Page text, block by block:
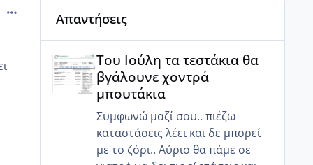
comment_1314234
Απαντήσεις
Του Ιούλη τα τεστάκια θα
βγάλουνε χοντρά
μπουτάκια
Συμφωνώ μαζί σου.. πιέζω
καταστάσεις λέει και δε μπορεί
με το ζόρι.. Αύριο θα πάμε σε